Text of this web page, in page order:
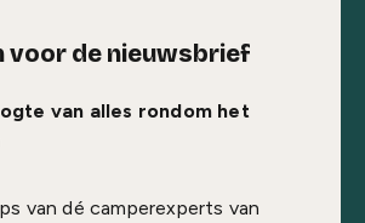
voor de nieuwsbrief
van alles rondom het
van dé camperexperts van